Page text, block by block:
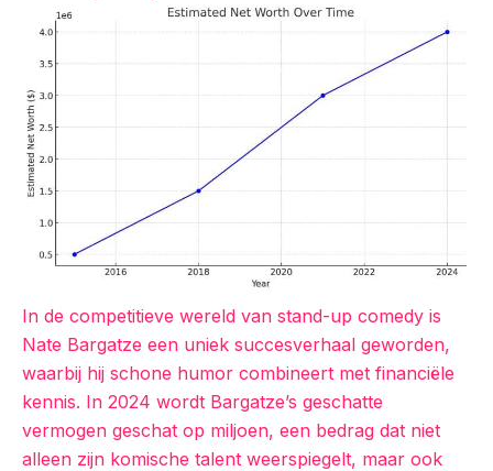
In de competitieve wereld van stand-up comedy is
Nate Bargatze een uniek succesverhaal geworden,
waarbij hij schone humor combineert met financiële
kennis. In 2024 wordt Bargatze’s geschatte
vermogen geschat op miljoen, een bedrag dat niet
alleen zijn komische talent weerspiegelt, maar ook